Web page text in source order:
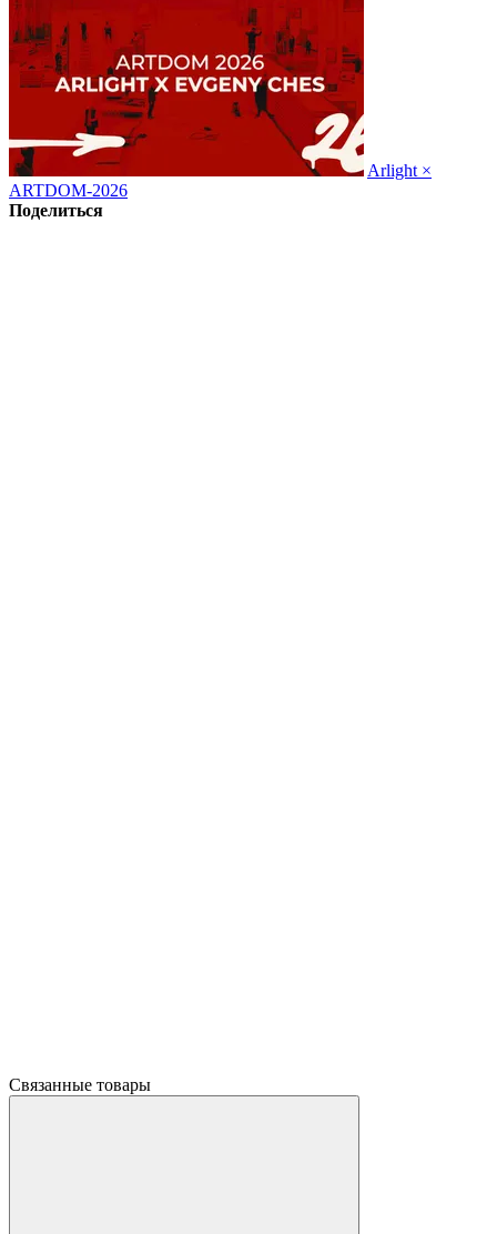
Arlight ×
ARTDOM-2026
Поделиться
Связанные товары